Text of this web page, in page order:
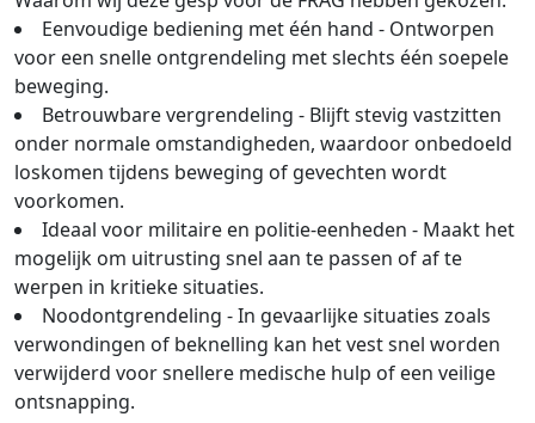
Eenvoudige bediening met één hand - Ontworpen
voor een snelle ontgrendeling met slechts één soepele
beweging.
Betrouwbare vergrendeling - Blijft stevig vastzitten
onder normale omstandigheden, waardoor onbedoeld
loskomen tijdens beweging of gevechten wordt
voorkomen.
Ideaal voor militaire en politie-eenheden - Maakt het
mogelijk om uitrusting snel aan te passen of af te
werpen in kritieke situaties.
Noodontgrendeling - In gevaarlijke situaties zoals
verwondingen of beknelling kan het vest snel worden
verwijderd voor snellere medische hulp of een veilige
ontsnapping.